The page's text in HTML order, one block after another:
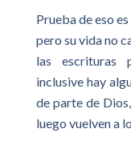
Prueba de eso
pero su vida no
las escrituras
inclusive hay
de parte de
luego vuelven a